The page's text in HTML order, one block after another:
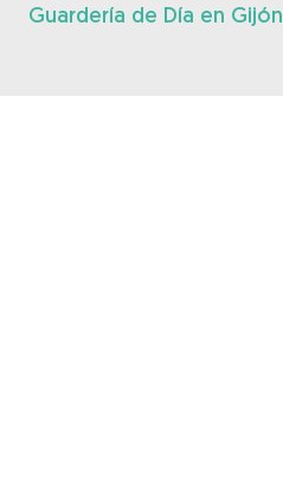
Guardería de Día en Gijón